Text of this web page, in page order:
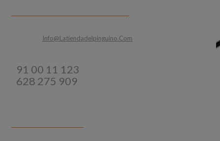
Info@latiendadelpinguino.com
91 00 11 123
628 275 909